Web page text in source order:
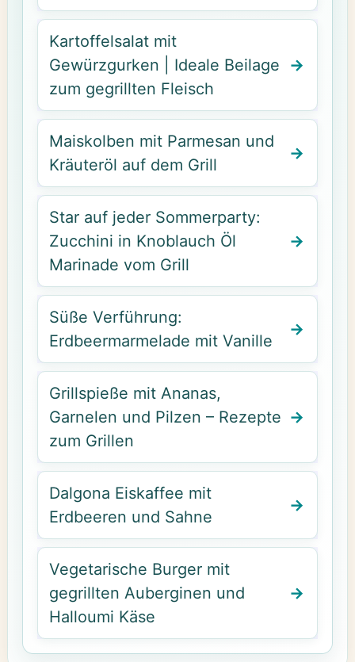
Kartoffelsalat mit
Gewürzgurken | Ideale Beilage
zum gegrillten Fleisch
Maiskolben mit Parmesan und
Kräuteröl auf dem Grill
Star auf jeder Sommerparty:
Zucchini in Knoblauch Öl
Marinade vom Grill
Süße Verführung:
Erdbeermarmelade mit Vanille
Grillspieße mit Ananas,
Garnelen und Pilzen – Rezepte
zum Grillen
Dalgona Eiskaffee mit
Erdbeeren und Sahne
Vegetarische Burger mit
gegrillten Auberginen und
Halloumi Käse